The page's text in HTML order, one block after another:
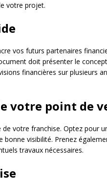
votre projet.
vos futurs partenaires
doit présenter le
financières sur plusieurs
votre point de
votre franchise. Optez pour
bonne visibilité. Prenez
travaux nécessaires.